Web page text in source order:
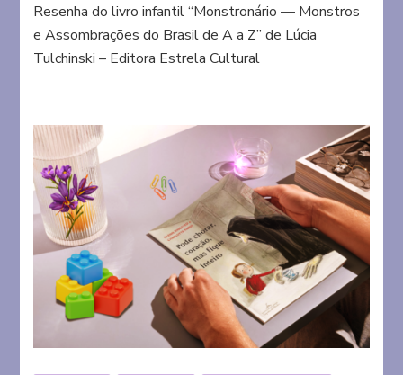
—
Monstros
e
Resenha do livro infantil “Monstronário — Monstros
e Assombrações do Brasil de A a Z” de Lúcia
Tulchinski – Editora Estrela Cultural